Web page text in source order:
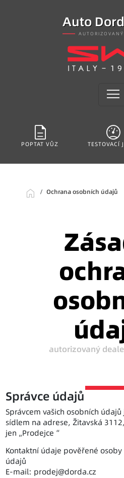
Auto
menu
description
POPTAT VŮZ
swap_driving_apps_wheel
TESTOVACÍ
home Ochrana osobních údajů
autorizovaný
Správce údajů
Správcem vašich osobních
sídlem na adrese, Žitavská
jen „Prodejce“
Kontaktní údaje pověřené
údajů
E-mail: prodej@dorda.cz